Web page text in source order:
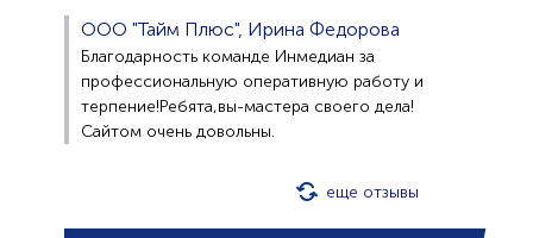
ООО "Тайм Плюс", Ирина Федорова
Благодарность команде Инмедиан за
профессиональную оперативную работу и
терпение!Ребята,вы-мастера своего дела!
Сайтом очень довольны.
еще отзывы